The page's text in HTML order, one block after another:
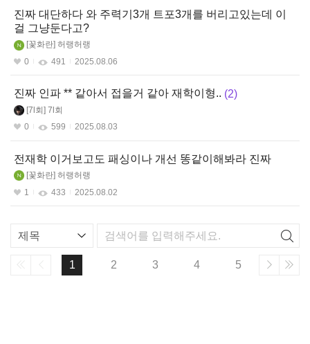
진짜 대단하다 와 주력기3개 트포3개를 버리고있는데 이
걸 그냥둔다고?
꽃화란 허랭허랭
0
491 2025.08.06
진짜 인파 ** 같아서 접을거 같아 재학이형.. 2
7l회 7l회
0
599 2025.08.03
전재학 이거보고도 패싱이나 개선 똥같이해봐라 진짜
꽃화란 허랭허랭
1
433 2025.08.02
스
1 2 3 4 5